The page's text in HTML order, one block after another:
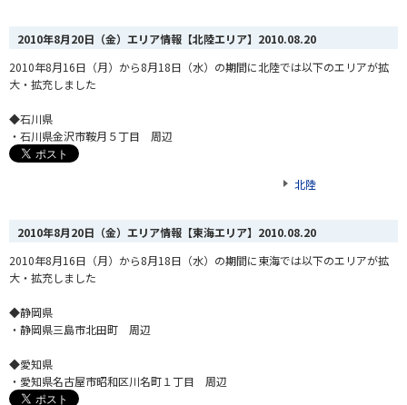
2010年8月20日（金）エリア情報【北陸エリア】 2010.08.20
2010年8月16日（月）から8月18日（水）の期間に北陸では以下のエリアが拡
大・拡充しました
◆石川県
・石川県金沢市鞍月５丁目 周辺
北陸
2010年8月20日（金）エリア情報【東海エリア】 2010.08.20
2010年8月16日（月）から8月18日（水）の期間に東海では以下のエリアが拡
大・拡充しました
◆静岡県
・静岡県三島市北田町 周辺
◆愛知県
・愛知県名古屋市昭和区川名町１丁目 周辺